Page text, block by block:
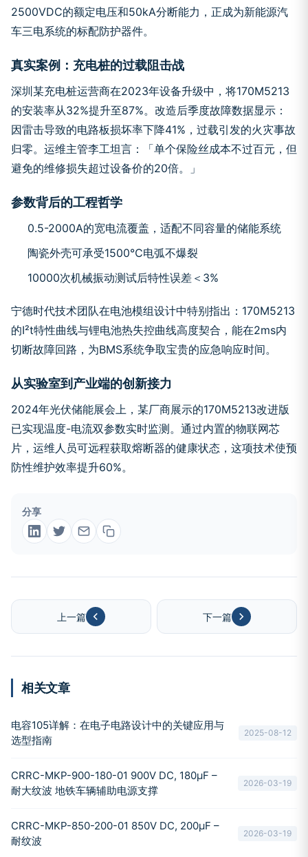
2500VDC的额定电压和50kA分断能力，正成为新能源汽
车三电系统的标配防护器件。
真实案例：充电桩的过载阻击战
深圳某充电桩运营商在2023年设备升级中，将170M5213
的安装率从32%提升至87%。改造后季度故障数据显示：
因雷击导致的电路板损坏率下降41%，过载引发的火灾事故
归零。运维主管李工坦言：「单个保险丝成本不过百元，但
避免的维修损失超过设备价的20倍。」
参数背后的工程哲学
0.5-2000A的宽电流覆盖，适配不同容量的储能系统
陶瓷外壳可承受1500℃电弧不爆裂
10000次机械振动测试后特性误差＜3%
宁德时代技术团队在电池模组设计中特别指出：170M5213
的I²t特性曲线与锂电池热失控曲线高度契合，能在2ms内
切断故障回路，为BMS系统争取宝贵的应急响应时间。
从实验室到产业端的创新接力
2024年光伏储能展会上，某厂商展示的170M5213改进版
已实现温度-电流双参数实时监测。通过内置的物联网芯
片，运维人员可远程获取熔断器的健康状态，这项技术使预
防性维护效率提升60%。
分享
上一篇 下一篇
相关文章
电容105详解：在电子电路设计中的关键应用与
选型指南
2025-08-12
CRRC-MKP-900-180-01 900V DC, 180µF –
耐大纹波 地铁车辆辅助电源支撑
2026-03-19
CRRC-MKP-850-200-01 850V DC, 200µF –
耐纹波
2026-03-19